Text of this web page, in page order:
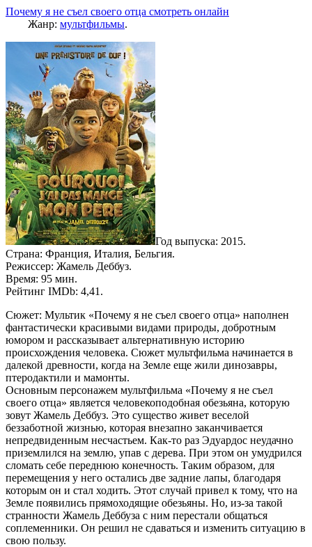
Почему я не съел своего отца смотреть онлайн
Жанр: мультфильмы.
Год выпуска: 2015.
Страна: Франция, Италия, Бельгия.
Режиссер: Жамель Деббуз.
Время: 95 мин.
Рейтинг IMDb: 4,41.
Сюжет: Мультик «Почему я не съел своего отца» наполнен
фантастически красивыми видами природы, добротным
юмором и рассказывает альтернативную историю
происхождения человека. Сюжет мультфильма начинается в
далекой древности, когда на Земле еще жили динозавры,
птеродактили и мамонты.
Основным персонажем мультфильма «Почему я не съел
своего отца» является человекоподобная обезьяна, которую
зовут Жамель Деббуз. Это существо живет веселой
беззаботной жизнью, которая внезапно заканчивается
непредвиденным несчастьем. Как-то раз Эдуардос неудачно
приземлился на землю, упав с дерева. При этом он умудрился
сломать себе переднюю конечность. Таким образом, для
перемещения у него остались две задние лапы, благодаря
которым он и стал ходить. Этот случай привел к тому, что на
Земле появились прямоходящие обезьяны. Но, из-за такой
странности Жамель Деббуза с ним перестали общаться
соплеменники. Он решил не сдаваться и изменить ситуацию в
свою пользу.